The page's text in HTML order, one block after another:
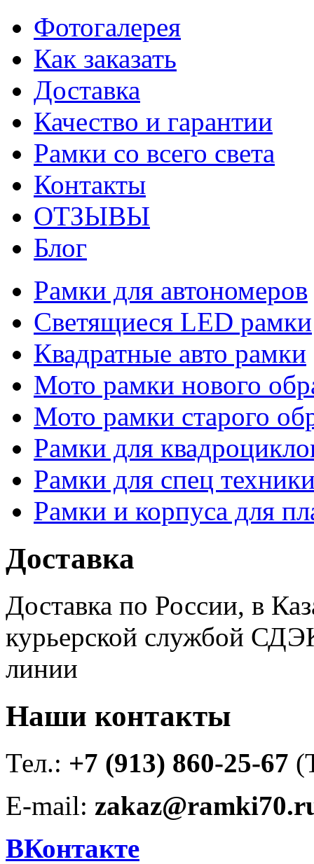
Фотогалерея
Как заказать
Доставка
Качество и гарантии
Рамки со всего света
Контакты
ОТЗЫВЫ
Блог
Рамки для автономеров
Светящиеся LED рамки
Квадратные авто рамки
Мото рамки нового
Мото рамки старого
Рамки для
Рамки для спец
Рамки и корпуса для
Доставка
Доставка по России, в
курьерской службой
линии
Наши контакты
Тел.: +7 (913) 860-25-67
E-mail:
ВКонтакте